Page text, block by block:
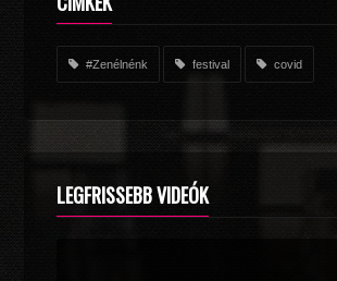
#Zenélnénk festival covid
LEGFRISSEBB VIDEÓK